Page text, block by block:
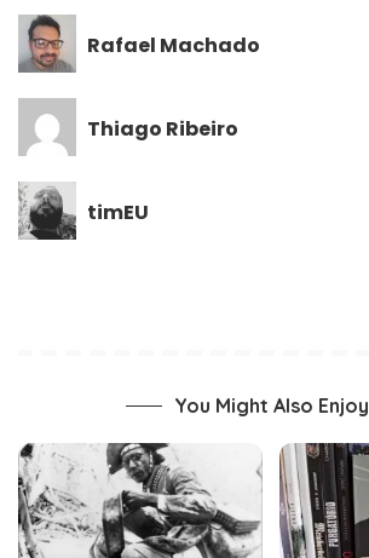
Rafael Machado
Thiago Ribeiro
timEU
You Might Also Enjoy